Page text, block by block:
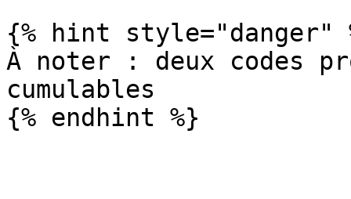
{% hint style="danger"
À noter : deux codes
cumulables